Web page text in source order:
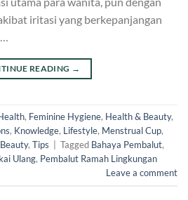
iritasi yang berkepanjangan
READING →
, Feminine Hygiene, Health & Beauty,
, Knowledge, Lifestyle, Menstrual Cup,
, Tips Tagged Bahaya Pembalut,
Ulang, Pembalut Ramah Lingkungan
Leave a comment